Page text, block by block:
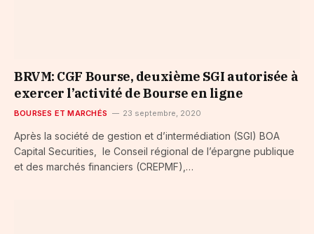
BRVM: CGF Bourse, deuxième SGI autorisée à
exercer l’activité de Bourse en ligne
BOURSES ET MARCHÉS 23 septembre, 2020
Après la société de gestion et d’intermédiation (SGI) BOA
Capital Securities, le Conseil régional de l’épargne publique
et des marchés financiers (CREPMF),…